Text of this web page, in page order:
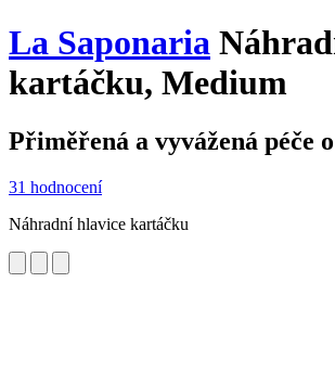
La Saponaria
kartáčku, Medium
Přiměřená a vyvážená péče
31 hodnocení
Náhradní hlavice kartáčku